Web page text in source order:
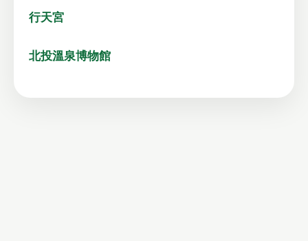
行天宮
北投溫泉博物館